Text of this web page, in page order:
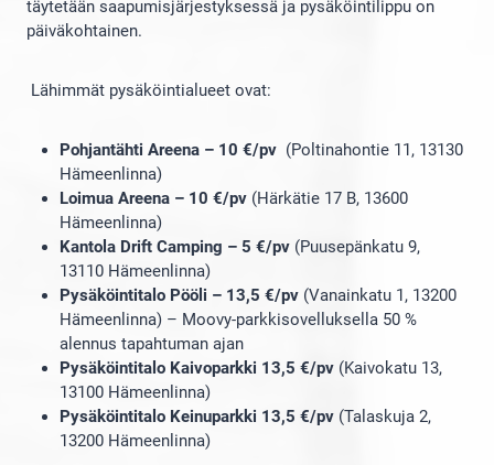
täytetään saapumisjärjestyksessä ja pysäköintilippu on
päiväkohtainen.
Lähimmät pysäköintialueet ovat:
Pohjantähti Areena – 10 €/pv (Poltinahontie 11, 13130
Hämeenlinna)
Loimua Areena – 10 €/pv (Härkätie 17 B, 13600
Hämeenlinna)
Kantola Drift Camping – 5 €/pv (Puusepänkatu 9,
13110 Hämeenlinna)
Pysäköintitalo Pööli – 13,5 €/pv (Vanainkatu 1, 13200
Hämeenlinna) – Moovy-parkkisovelluksella 50 %
alennus tapahtuman ajan
Pysäköintitalo Kaivoparkki 13,5 €/pv (Kaivokatu 13,
13100 Hämeenlinna)
Pysäköintitalo Keinuparkki 13,5 €/pv (Talaskuja 2,
13200 Hämeenlinna)